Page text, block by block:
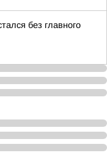
без главного